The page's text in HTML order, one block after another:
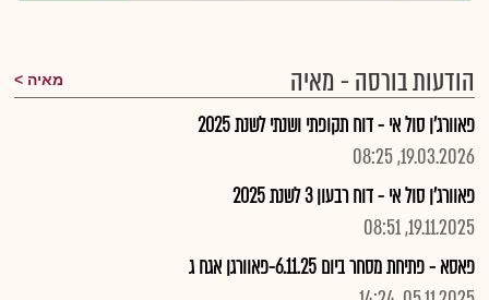
הודעות בורסה - מאיה מאיה
פאוורג'ן סול אי - דוח תקופתי ושנתי לשנת 2025
19.03.2026, 08:25
פאוורג'ן סול אי - דוח רבעון 3 לשנת 2025
19.11.2025, 08:51
פאסא - פתיחת מסחר ביום 6.11.25-פאוורגן אגח ג